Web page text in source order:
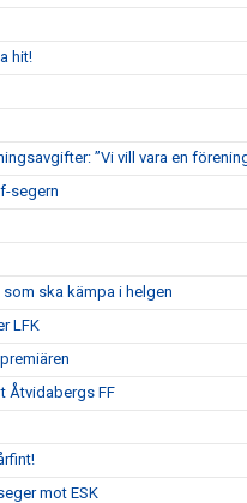
hit!
”Vi vill vara en
segern
ska kämpa i helgen
LFK
Åtvidabergs FF
mot ESK